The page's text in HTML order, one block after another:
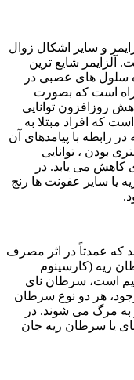
آلزایمر و سایر اشکال زوال
است. آلزایمر شایع ترین
سلول های عصبی در
است که بصورت
روزافزون توانایی
که افراد مبتلا به
رابطه با پیامدهای آن
بودن ، توانایی
کاهش می یابد. در
یا سایر عفونت ها رنج
که عمدتاً در اثر مصرف
ریه (کارسینوم
است، سرطان نای
هر دو نوع سرطان
به مرگ می شوند. در
نای یا سرطان ریه جان